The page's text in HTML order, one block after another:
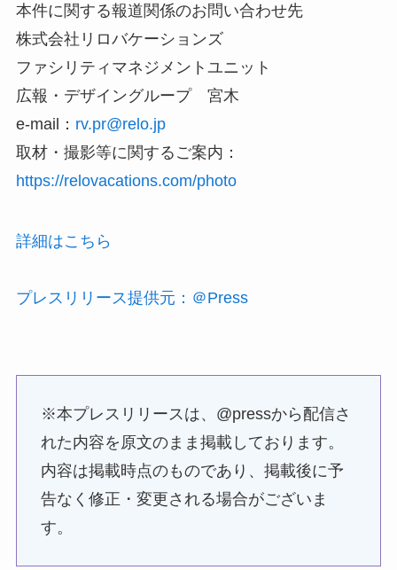
本件に関する報道関係のお問い合わせ先
株式会社リロバケーションズ
ファシリティマネジメントユニット
広報・デザイングループ 宮木
e-mail： rv.pr@relo.jp
取材・撮影等に関するご案内：
https://relovacations.com/photo
詳細はこちら
プレスリリース提供元：＠Press
※本プレスリリースは、@pressから配信さ
れた内容を原文のまま掲載しております。
内容は掲載時点のものであり、掲載後に予
告なく修正・変更される場合がございま
す。